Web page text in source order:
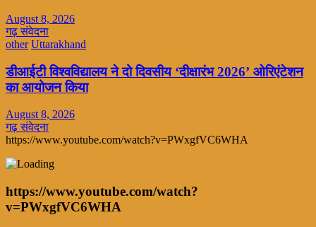
August 8, 2026
गढ़ संवेदना
other Uttarakhand
डीआईटी विश्वविद्यालय ने दो दिवसीय ‘दीक्षारंभ 2026’ ओरिएंटेशन
का आयोजन किया
August 8, 2026
गढ़ संवेदना
https://www.youtube.com/watch?v=PWxgfVC6WHA
https://www.youtube.com/watch?
v=PWxgfVC6WHA